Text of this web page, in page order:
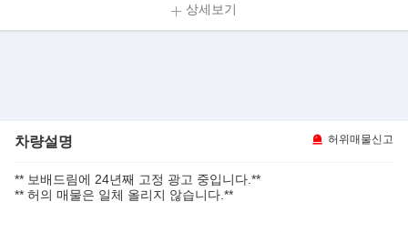
상세보기
차량설명 허위매물신고
** 보배드림에 24년째 고정 광고 중입니다.**
** 허의 매물은 일체 올리지 않습니다.**